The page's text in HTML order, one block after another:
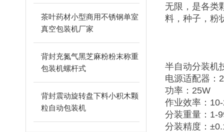
茶叶药材小型商用不锈钢单室
真空包装机厂家
背封充氮气黑芝麻粉粉末称重
包装机螺杆式
背封震动旋转盘下料小积木颗
粒自动包装机
无限，是各类
料，种子，粉
半自动分装机
电源适配器：
功率：25W
作业效率：
分装重量：1-
分装精度：